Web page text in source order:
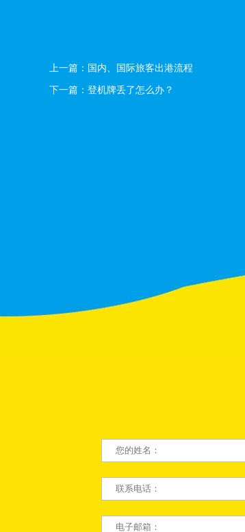
上一篇： 国内、国际旅客出港流程
下一篇： 登机牌丢了怎么办？